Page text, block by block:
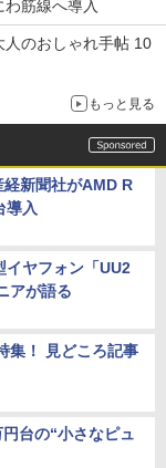
筋線へ導入
人のおしゃれ手帖 10
もっと見る
新聞社がAMD R
入
イヤフォン「UU2
アが語る
集！ 見どころ記事
台の“小さなピュ